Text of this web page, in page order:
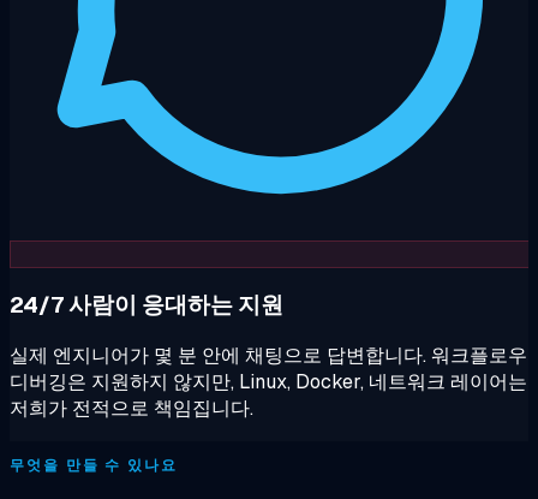
24/7 사람이 응대하는 지원
실제 엔지니어가 몇 분 안에 채팅으로 답변합니다. 워크플로우
디버깅은 지원하지 않지만, Linux, Docker, 네트워크 레이어는
저희가 전적으로 책임집니다.
무엇을 만들 수 있나요